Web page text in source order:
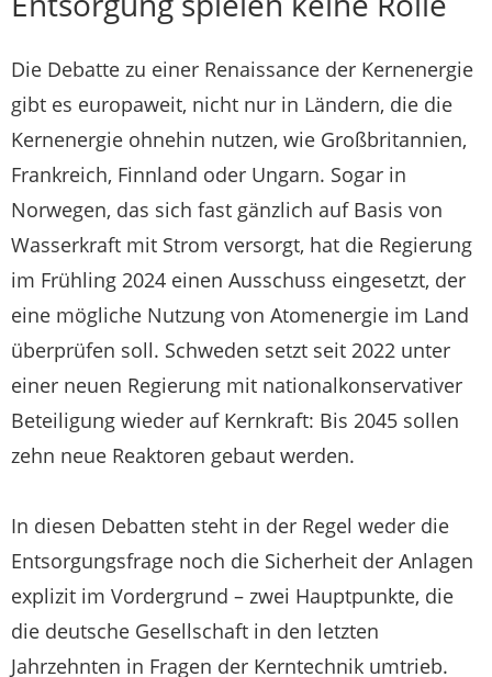
Die Debatte zu einer Renaissance der Kernenergie
gibt es europaweit, nicht nur in Ländern, die die
Kernenergie ohnehin nutzen, wie Großbritannien,
Frankreich, Finnland oder Ungarn. Sogar in
Norwegen, das sich fast gänzlich auf Basis von
Wasserkraft mit Strom versorgt, hat die Regierung
im Frühling 2024 einen Ausschuss eingesetzt, der
eine mögliche Nutzung von Atomenergie im Land
überprüfen soll. Schweden setzt seit 2022 unter
einer neuen Regierung mit nationalkonservativer
Beteiligung wieder auf Kernkraft: Bis 2045 sollen
zehn neue Reaktoren gebaut werden.
In diesen Debatten steht in der Regel weder die
Entsorgungsfrage noch die Sicherheit der Anlagen
explizit im Vordergrund – zwei Hauptpunkte, die
die deutsche Gesellschaft in den letzten
Jahrzehnten in Fragen der Kerntechnik umtrieb.